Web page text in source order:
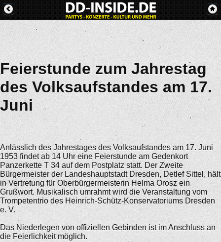
Feierstunde zum Jahrestag
des Volksaufstandes am 17.
Juni
Anlässlich des Jahrestages des Volksaufstandes am 17. Juni
1953 findet ab 14 Uhr eine Feierstunde am Gedenkort
Panzerkette T 34 auf dem Postplatz statt. Der Zweite
Bürgermeister der Landeshauptstadt Dresden, Detlef Sittel, hält
in Vertretung für Oberbürgermeisterin Helma Orosz ein
Grußwort. Musikalisch umrahmt wird die Veranstaltung vom
Trompetentrio des Heinrich-Schütz-Konservatoriums Dresden
e. V.
Das Niederlegen von offiziellen Gebinden ist im Anschluss an
die Feierlichkeit möglich.